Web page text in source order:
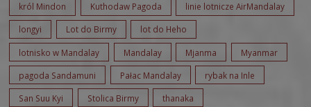
król Mindon Kuthodaw Pagoda linie lotnicze AirMandalay
longyi Lot do Birmy lot do Heho
lotnisko w Mandalay Mandalay Mjanma Myanmar
pagoda Sandamuni Pałac Mandalay rybak na Inle
San Suu Kyi Stolica Birmy thanaka